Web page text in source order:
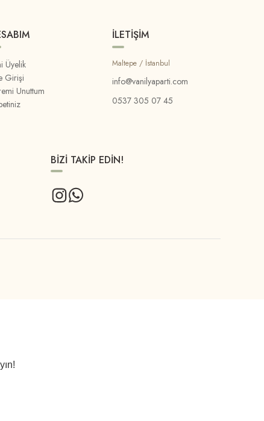
Üyelik
Girişi
Unuttum
İLETİŞİM
Maltepe / İstanbul
info@vanilyaparti.com
0537 305 07 45
BİZİ TAKİP EDİN!